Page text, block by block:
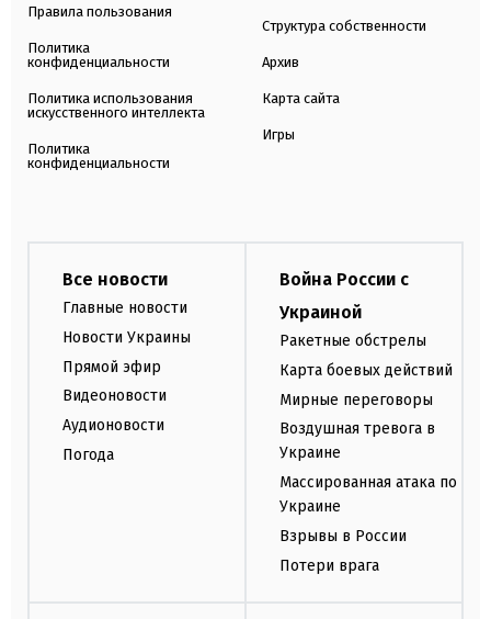
Правила пользования
Политика
конфиденциальности
Политика использования
искусственного интеллекта
Политика
конфиденциальности
Структура собственности
Архив
Карта сайта
Игры
Все новости
Главные новости
Новости Украины
Прямой эфир
Видеоновости
Аудионовости
Погода
Война России с
Украиной
Ракетные обстрелы
Карта боевых действий
Мирные переговоры
Воздушная тревога в
Украине
Массированная атака по
Украине
Взрывы в России
Потери врага